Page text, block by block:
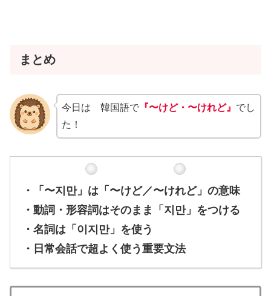
まとめ
今日は 韓国語で『〜けど・〜けれど』 でし
た！
・「〜지만」は「〜けど／〜けれど」の意味
・動詞・形容詞はそのまま「지만」をつける
・名詞は「이지만」を使う
・日常会話で超よく使う重要文法